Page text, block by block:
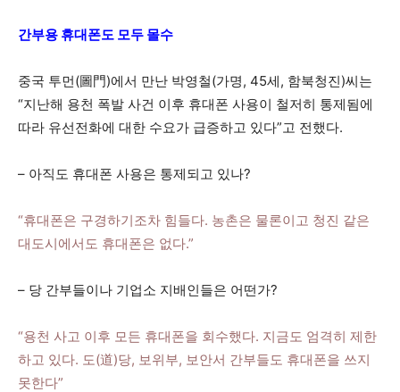
간부용 휴대폰도 모두 몰수
중국 투먼(圖門)에서 만난 박영철(가명, 45세, 함북청진)씨는
“지난해 용천 폭발 사건 이후 휴대폰 사용이 철저히 통제됨에
따라 유선전화에 대한 수요가 급증하고 있다”고 전했다.
– 아직도 휴대폰 사용은 통제되고 있나?
“휴대폰은 구경하기조차 힘들다. 농촌은 물론이고 청진 같은
대도시에서도 휴대폰은 없다.”
– 당 간부들이나 기업소 지배인들은 어떤가?
“용천 사고 이후 모든 휴대폰을 회수했다. 지금도 엄격히 제한
하고 있다. 도(道)당, 보위부, 보안서 간부들도 휴대폰을 쓰지
못한다”